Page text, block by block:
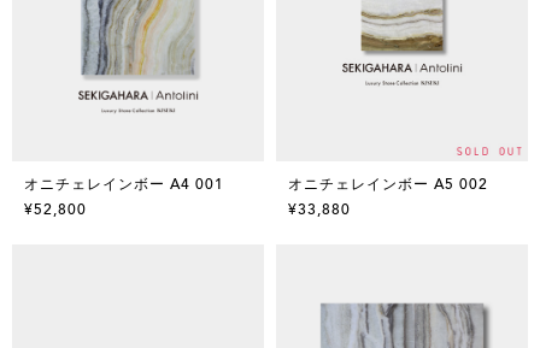
オニチェレインボー A4 001
¥52,800
オニチェレインボー A5 002
¥33,880